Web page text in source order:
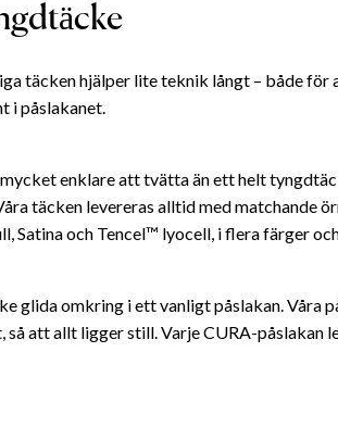
täcken hjälper lite teknik långt – både för
i påslakanet.
enklare att tvätta än ett helt
täcken levereras alltid med matchande
Satina och Tencel™ lyocell, i flera färger
glida omkring i ett vanligt påslakan. Våra
att allt ligger still. Varje CURA-påslakan